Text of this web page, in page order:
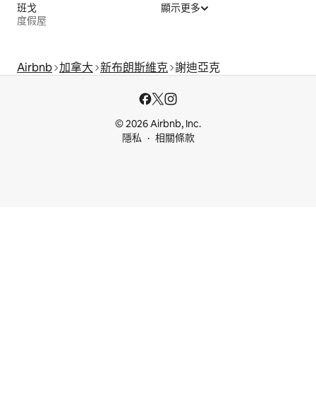
班戈
度假屋
顯示更多
Airbnb 加拿大 新布朗斯維克 謝迪亞克
© 2026 Airbnb, Inc.
隱私
相關條款